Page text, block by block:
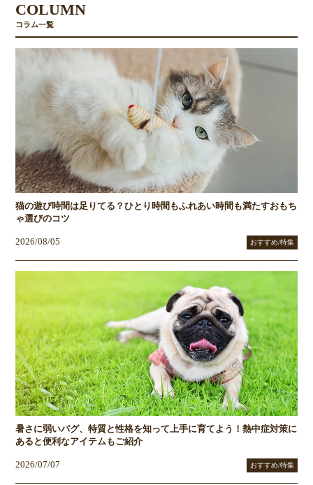
COLUMN
コラム一覧
猫の遊び時間は足りてる？ひとり時間もふれあい時間も満たすおもち
ゃ選びのコツ
2026/08/05 おすすめ/特集
暑さに弱いパグ、特質と性格を知って上手に育てよう！熱中症対策に
あると便利なアイテムもご紹介
2026/07/07 おすすめ/特集